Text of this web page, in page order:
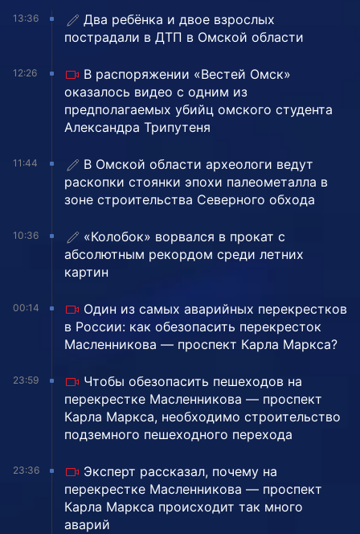
13:36
Два ребёнка и двое взрослых
пострадали в ДТП в Омской области
12:26
В распоряжении «Вестей Омск»
оказалось видео с одним из
предполагаемых убийц омского студента
Александра Трипутеня
11:44
В Омской области археологи ведут
раскопки стоянки эпохи палеометалла в
зоне строительства Северного обхода
10:36
«Колобок» ворвался в прокат с
абсолютным рекордом среди летних
картин
00:14
Один из самых аварийных перекрестков
в России: как обезопасить перекресток
Масленникова — проспект Карла Маркса?
23:59
Чтобы обезопасить пешеходов на
перекрестке Масленникова — проспект
Карла Маркса, необходимо строительство
подземного пешеходного перехода
23:36
Эксперт рассказал, почему на
перекрестке Масленникова — проспект
Карла Маркса происходит так много
аварий